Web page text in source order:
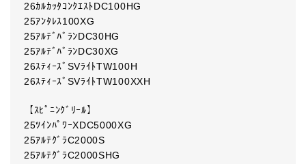
26ｶﾙｶｯﾀｺﾝｸｴｽﾄDC100HG
25ｱﾝﾀﾚｽ100XG
25ｱﾙﾃﾞﾊﾞﾗﾝDC30HG
25ｱﾙﾃﾞﾊﾞﾗﾝDC30XG
26ｽﾃｨｰｽﾞSVﾗｲﾄTW100H
26ｽﾃｨｰｽﾞSVﾗｲﾄTW100XXH
【ｽﾋﾟﾆﾝｸﾞﾘｰﾙ】
25ﾂｲﾝﾊﾟﾜｰXDC5000XG
25ｱﾙﾃｸﾞﾗC2000S
25ｱﾙﾃｸﾞﾗC2000SHG